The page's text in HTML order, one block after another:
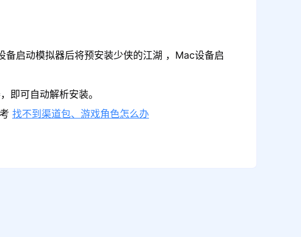
启动模拟器后将预安装少侠的江湖 ，Mac设备启
即可自动解析安装。
找不到渠道包、游戏角色怎么办